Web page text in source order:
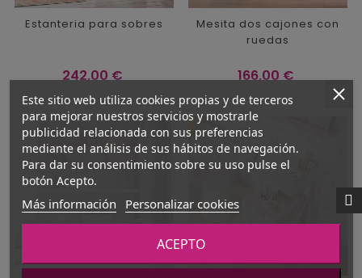
Estanteria para sobres
Precio
242,00 €
Mesita dos cajones con
ruedas
Precio
166,00 €
Este sitio web utiliza cookies propias y de terceros
para mejorar nuestros servicios y mostrarle
publicidad relacionada con sus preferencias
mediante el análisis de sus hábitos de navegación.
Para dar su consentimiento sobre su uso pulse el
botón Acepto.
Más información Personalizar cookies
ACEPTO